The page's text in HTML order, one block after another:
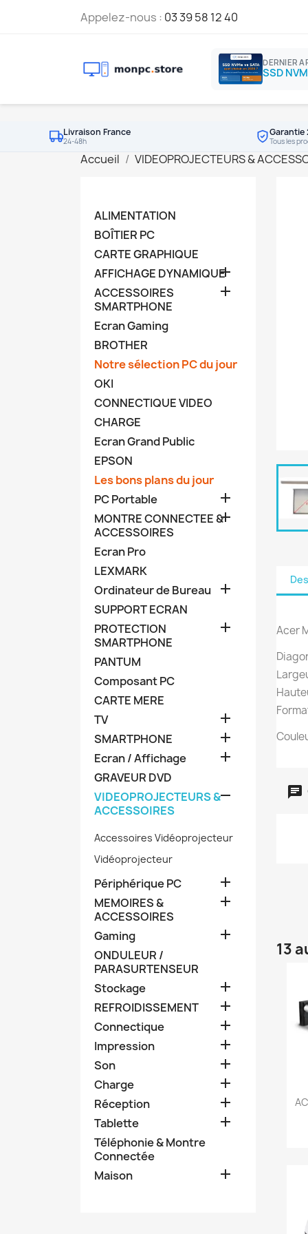
Appelez-nous : 03 39 58 12 40
DERNIER
Livraison France
24-48h
Garantie
Tous les
Accueil VIDEOPROJECTEURS &
ALIMENTATION
BOÎTIER PC
CARTE GRAPHIQUE
AFFICHAGE DYNAMIQUE

ACCESSOIRES
SMARTPHONE

Ecran Gaming
BROTHER
Notre sélection PC du jour
OKI
CONNECTIQUE VIDEO
CHARGE
Ecran Grand Public
EPSON
Les bons plans du jour
PC Portable

MONTRE CONNECTEE &
ACCESSOIRES

Ecran Pro
LEXMARK
Ordinateur de Bureau

SUPPORT ECRAN
PROTECTION
SMARTPHONE

PANTUM
Composant PC
CARTE MERE
TV

SMARTPHONE 
Ecran / Affichage 
GRAVEUR DVD
VIDEOPROJECTEURS &
ACCESSOIRES

Accessoires Vidéoprojecteur
Vidéoprojecteur
Périphérique PC 
MEMOIRES &
ACCESSOIRES

Gaming 
ONDULEUR /
PARASURTENSEUR
Stockage

REFROIDISSEMENT 
Connectique 
Impression 
Son 
Charge 
Réception 
Tablette 
Téléphonie & Montre
Connectée
Maison

Acer
13